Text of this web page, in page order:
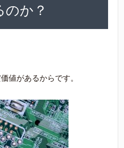
のか？
値があるからです。